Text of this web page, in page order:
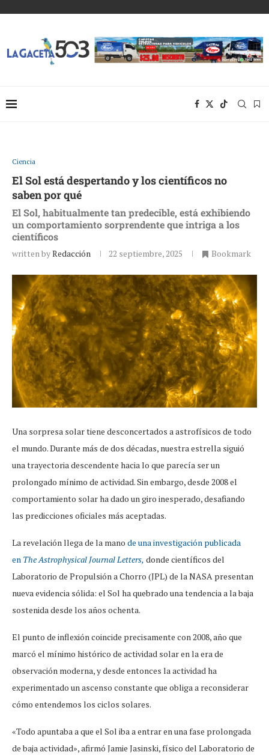
Ciencia
El Sol está despertando y los científicos no
saben por qué
El Sol, habitualmente tan predecible, está exhibiendo
un comportamiento sorprendente que intriga a los
científicos
written byRedacción 22 septiembre, 2025 Bookmark
Una sorpresa solar tiene desconcertados a astrofísicos de todo
el mundo. Durante más de dos décadas, nuestra estrella siguió
una trayectoria descendente hacia lo que parecía ser un
prolongado mínimo de actividad. Sin embargo, desde 2008 el
comportamiento solar ha dado un giro inesperado, desafiando
las predicciones oficiales más aceptadas.
La revelación llega de la mano de una investigación publicada
en The Astrophysical Journal Letters, donde científicos del
Laboratorio de Propulsión a Chorro (JPL) de la NASA presentan
nueva evidencia sólida: el Sol ha quebrado una tendencia a la baja
sostenida desde los años ochenta.
El punto de inflexión coincide precisamente con 2008, año que
marcó el mínimo histórico de actividad solar en la era de
observación moderna, y desde entonces la actividad ha
experimentado un ascenso constante que obliga a reconsiderar
cómo entendemos los ciclos solares.
«Todo apuntaba a que el Sol iba a entrar en una fase prolongada
de baja actividad», afirmó Jamie Jasinski, físico del Laboratorio de